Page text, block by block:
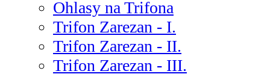
Ohlasy na Trifona
Trifon Zarezan - I.
Trifon Zarezan - II.
Trifon Zarezan - III.